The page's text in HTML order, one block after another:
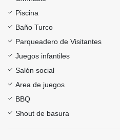
Piscina
Baño Turco
Parqueadero de Visitantes
Juegos infantiles
Salón social
Area de juegos
BBQ
Shout de basura